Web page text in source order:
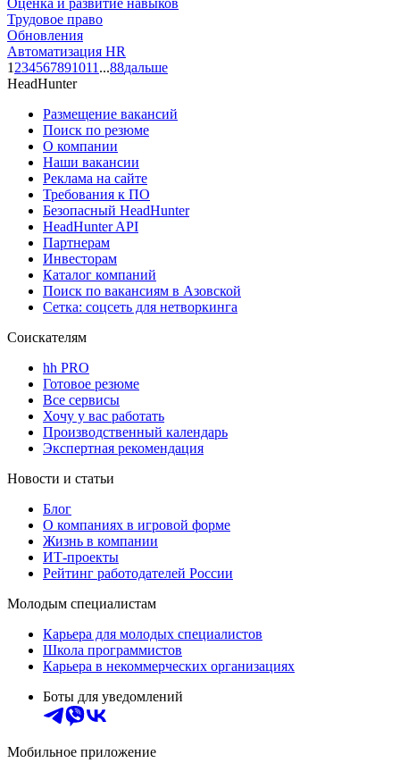
Трудовое право
Обновления
Автоматизация HR
1 234567891011 ...88дальше
HeadHunter
Размещение вакансий
Поиск по резюме
О компании
Наши вакансии
Реклама на сайте
Требования к ПО
Безопасный HeadHunter
HeadHunter API
Партнерам
Инвесторам
Каталог компаний
Поиск по вакансиям в Азовской
Сетка: соцсеть для нетворкинга
Соискателям
hh PRO
Готовое резюме
Все сервисы
Хочу у вас работать
Производственный календарь
Экспертная рекомендация
Новости и статьи
Блог
О компаниях в игровой форме
Жизнь в компании
ИТ-проекты
Рейтинг работодателей России
Молодым специалистам
Карьера для молодых специалистов
Школа программистов
Карьера в некоммерческих организациях
Боты для уведомлений
Мобильное приложение